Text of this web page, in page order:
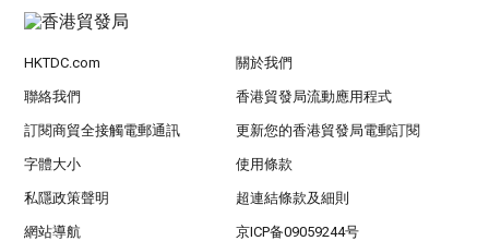
HKTDC.com 關於我們
聯絡我們 香港貿發局流動應用程式
訂閱商貿全接觸電郵通訊 更新您的香港貿發局電郵訂閱
字體大小 使用條款
私隱政策聲明 超連結條款及細則
網站導航 京ICP备09059244号